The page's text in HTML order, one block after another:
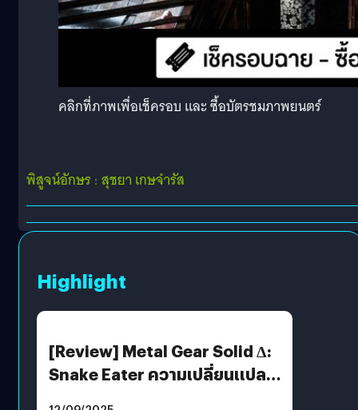
คลิกที่ภาพเพื่อเช็ครอบ และ ซื้อบัตรชมภาพยนตร์
พิสูจน์อักษร : สุชยา เกษจำรัส
Highlight
[Review] Metal Gear Solid Δ:
Snake Eater ความเปลี่ยนแปลง